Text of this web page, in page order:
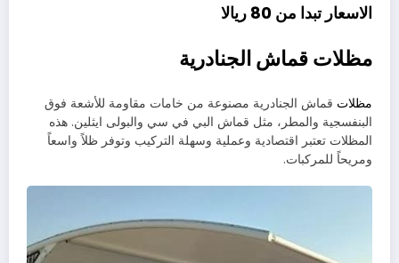
الاسعار تبدا من 80 ريالا
مظلات قماش الجنادرية
مظلات قماش الجنادرية مصنوعة من خامات مقاومة للأشعة فوق
البنفسجية والمطر، مثل قماش البي في سي والبولى ايثلين. هذه
المظلات تعتبر اقتصادية وعملية وسهلة التركيب وتوفر ظلاً واسعاً
ومريحاً للمركبات.